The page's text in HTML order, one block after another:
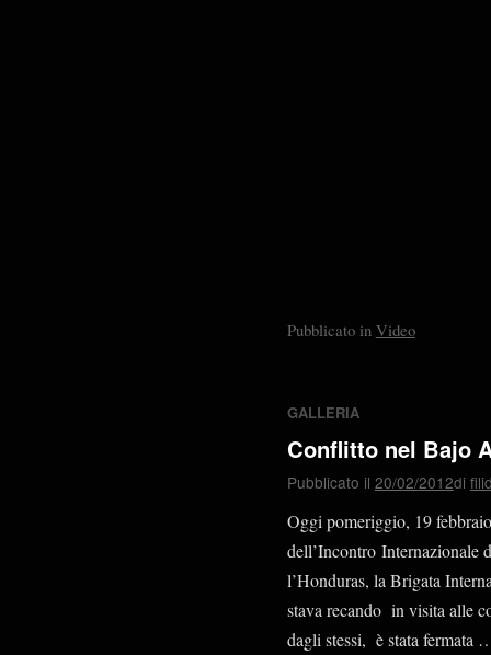
Pubblicato in Video
GALLERIA
Conflitto nel Bajo
Pubblicato il 20/02/2012di
Oggi pomeriggio, 19
dell’Incontro Internazionale
l’Honduras, la Brigata
stava recando in visita alle
dagli stessi, è stata fermata